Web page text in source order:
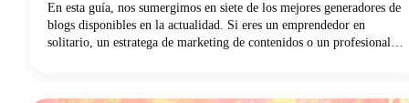
En esta guía, nos sumergimos en siete de los mejores generadores de
blogs disponibles en la actualidad. Si eres un emprendedor en
solitario, un estratega de marketing de contenidos o un profesional